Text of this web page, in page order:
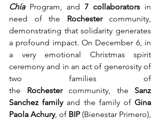
Chía Program, and 7 collaborators in
need of the Rochester community,
demonstrating that solidarity generates
a profound impact. On December 6, in
a very emotional Christmas spirit
ceremony and in an act of generosity of
two families of
the Rochester community, the Sanz
Sanchez family and the family of Gina
Paola Achury, of BIP (Bienestar Primero),